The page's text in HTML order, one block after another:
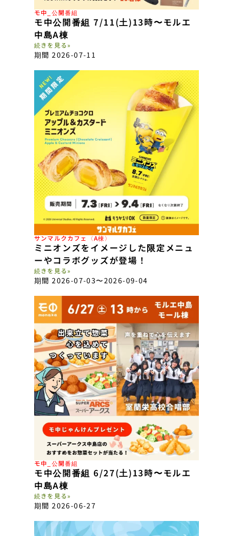
モ中_公開番組
モ中公開番組 7/11(土)13時〜モルエ
中島A棟
続きを見る»
期間 2026-07-11
サンマルクカフェ〈A棟〉
ミニオンズをイメージした限定メニュ
ーやコラボグッズが登場！
続きを見る»
期間 2026-07-03〜2026-09-04
モ中_公開番組
モ中公開番組 6/27(土)13時〜モルエ
中島A棟
続きを見る»
期間 2026-06-27